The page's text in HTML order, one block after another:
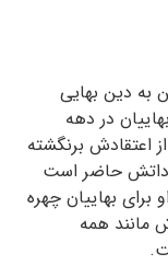
به دین بهایی
در دهه
اعتقادش برنگشته
حاضر است
بهاییان چهره
مانند همه‌